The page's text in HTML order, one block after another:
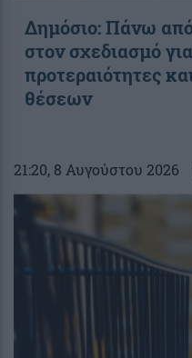
Δημόσιο: Πάνω
στον σχεδιασμό
προτεραιότητες
θέσεων
21:20, 8 Αυγούστου 2026